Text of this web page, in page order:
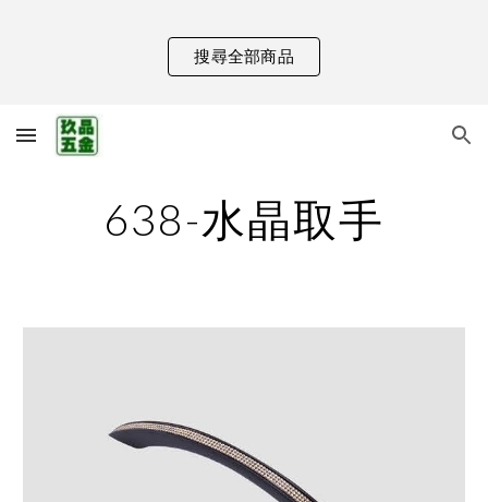
Skip to main content
搜尋全部商品
638-水晶取手